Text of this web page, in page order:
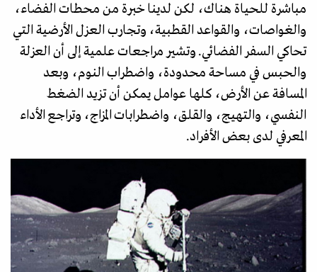
مباشرة للحياة هناك، لكن لدينا خبرة من محطات الفضاء،
والغواصات، والقواعد القطبية، وتجارب العزل الأرضية التي
تحاكي السفر الفضائي. وتشير مراجعات علمية إلى أن العزلة
والحبس في مساحة محدودة، واضطراب النوم، وبعد
المسافة عن الأرض، كلها عوامل يمكن أن تزيد الضغط
النفسي، والتهيج، والقلق، واضطرابات المزاج، وتراجع الأداء
المعرفي لدى بعض الأفراد.